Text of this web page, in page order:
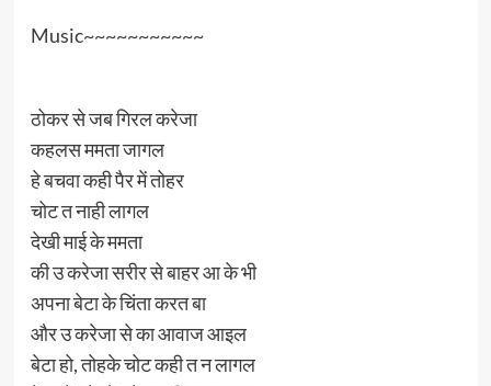
Music~~~~~~~~~~~
ठोकर से जब गिरल करेजा
कहलस ममता जागल
हे बचवा कही पैर में तोहर
चोट त नाही लागल
देखी माई के ममता
की उ करेजा सरीर से बाहर आ के भी
अपना बेटा के चिंता करत बा
और उ करेजा से का आवाज आइल
बेटा हो, तोहके चोट कही त न लागल